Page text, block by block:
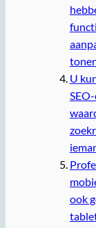
U
ook